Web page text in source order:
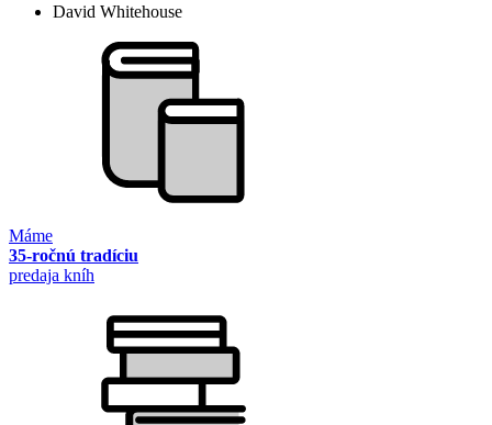
David Whitehouse
Máme
35-ročnú tradíciu
predaja kníh